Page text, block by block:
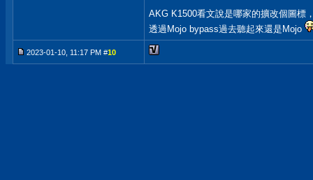
AKG K1500看文說是哪家的擴改個圖標
透過Mojo bypass過去聽起來還是Mojo
2023-01-10, 11:17 PM #10